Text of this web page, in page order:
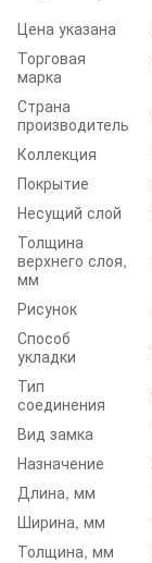
Цена указана
Торговая
марка
Страна
производитель
Коллекция
Покрытие
Несущий слой
Толщина
верхнего слоя,
мм
Рисунок
Способ
укладки
Тип
соединения
Вид замка
Назначение
Длина, мм
Ширина, мм
Толщина, мм